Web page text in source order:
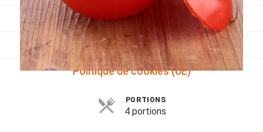
Contact
Mes livres
Politique de cookies (UE)
PORTIONS
4 portions